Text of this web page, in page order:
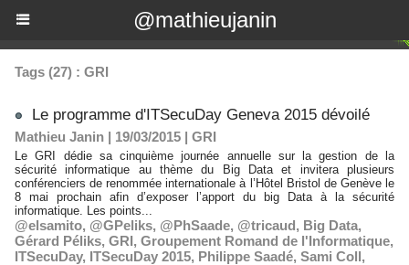
@mathieujanin
Tags (27) : GRI
Le programme d'ITSecuDay Geneva 2015 dévoilé
Mathieu Janin | 19/03/2015 | GRI
Le GRI dédie sa cinquième journée annuelle sur la gestion de la
sécurité informatique au thème du Big Data et invitera plusieurs
conférenciers de renommée internationale à l’Hôtel Bristol de Genève le
8 mai prochain afin d’exposer l’apport du big Data à la sécurité
informatique. Les points...
@elsamito, @GPeliks, @PhSaade, @tricaud, Big Data,
Gérard Péliks, GRI, Groupement Romand de l'Informatique,
ITSecuDay, ITSecuDay 2015, Philippe Saadé, Sami Coll,